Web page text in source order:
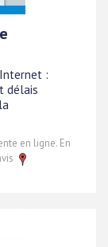
:
délais
en ligne. En